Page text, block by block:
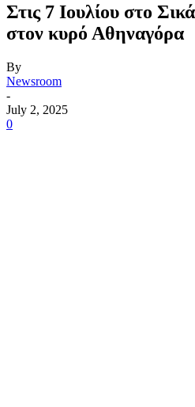
Στις 7 Ιουλίου στο
στον κυρό Αθηναγόρα
By
Newsroom
-
July 2, 2025
0